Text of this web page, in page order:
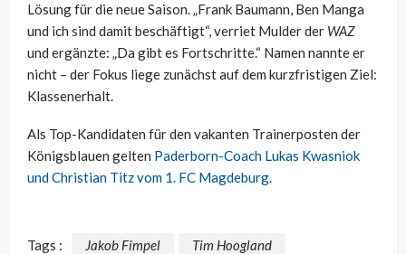
Lösung für die neue Saison. „Frank Baumann, Ben Manga
und ich sind damit beschäftigt“, verriet Mulder der WAZ
und ergänzte: „Da gibt es Fortschritte.“ Namen nannte er
nicht – der Fokus liege zunächst auf dem kurzfristigen Ziel:
Klassenerhalt.
Als Top-Kandidaten für den vakanten Trainerposten der
Königsblauen gelten Paderborn-Coach Lukas Kwasniok
und Christian Titz vom 1. FC Magdeburg.
Tags : Jakob Fimpel Tim Hoogland